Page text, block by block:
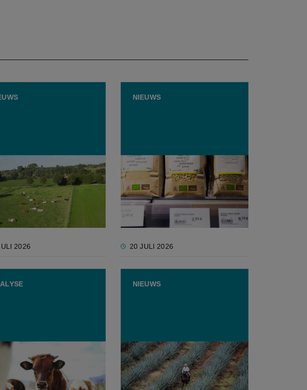
bevestigt
geen nieuwe
wel verdere
van PAS
2026
NIEUWS
Update van de Europese
bioregels: soepelere
weideplicht en nieuwe
importregels
20 JULI 2026
vandaag de grootste
en kwetsbaarheden
Europese veehouderij?
NIEUWS
Vernieuwd EU-Mexico
handelsakkoord vindt brede
steun in Europees Parlement